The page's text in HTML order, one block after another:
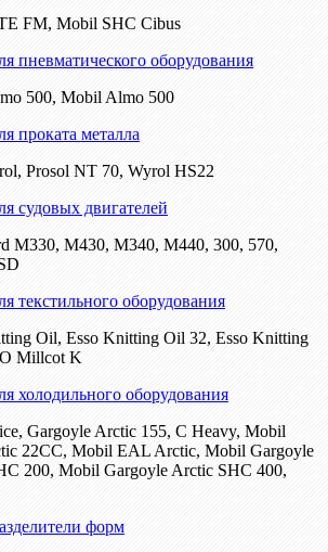
FM, Mobil SHC Cibus
пневматического оборудования
500, Mobil Almo 500
проката металла
Prosol NT 70, Wyrol HS22
судовых двигателей
M330, M430, M340, M440, 300, 570,
текстильного оборудования
Oil, Esso Knitting Oil 32, Esso Knitting
Millcot K
холодильного оборудования
Gargoyle Arctic 155, С Heavy, Mobil
22CC, Mobil EAL Arctic, Mobil Gargoyle
200, Mobil Gargoyle Arctic SHC 400,
форм